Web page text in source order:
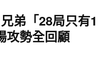
弟「28局只有1
勢全回顧